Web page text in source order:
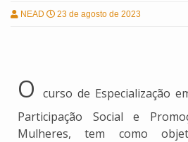
NEAD 23 de agosto de 2023
O curso de Especialização
Participação Social e
Mulheres, tem como